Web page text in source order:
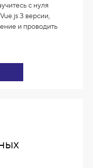
с нуля
3 версии,
и проводить